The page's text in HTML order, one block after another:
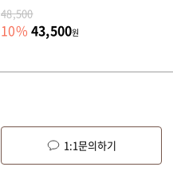
48,500
10% 43,500원
1:1문의하기